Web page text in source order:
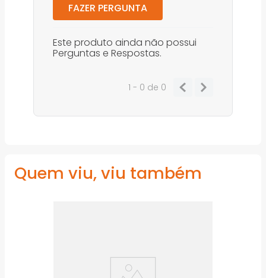
FAZER PERGUNTA
Este produto ainda não possui
Perguntas e Respostas.
1 - 0 de 0
Quem viu, viu também